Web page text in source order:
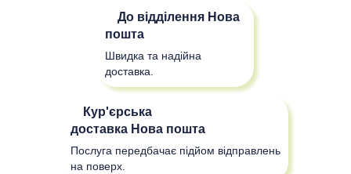
До відділення Нова
пошта
Швидка та надійна
доставка.
Кур'єрська
доставка Нова пошта
Послуга передбачає підйом відправлень
на поверх.